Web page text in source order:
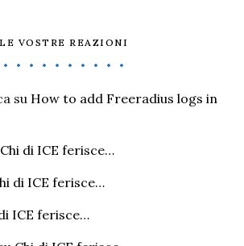
LE VOSTRE REAZIONI
su How to add Freeradius logs in
Chi di ICE ferisce…
di ICE ferisce…
ICE ferisce…